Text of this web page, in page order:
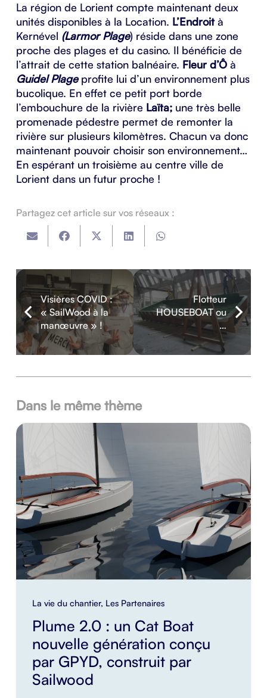
La région de Lorient compte maintenant deux
unités disponibles à la Location. L’Endroità
Kernével (Larmor Plage) réside dans une zone
proche des plages et du casino. Il bénéficie de
l’attrait de cette station balnéaire. Fleur d’Ô à
Guidel Plageprofite lui d’un environnement plus
bucolique. En effet ce petit port borde
l’embouchure de la rivière Laïta; une très belle
promenade pédestre permet de remonter la
rivière sur plusieurs kilomètres. Chacun va donc
maintenant pouvoir choisir son environnement…
En espérant un troisième au centre ville de
Lorient dans un futur proche !
Partagez cet article sur vos réseaux :
Visières COVID :
« SailWood à la
manœuvre » !
Flotteur
HOUSEBOAT ou
…
Dans le même thème
La vie du chantier, Les Partenaires
Plume 2.0 : un Cat Boat
nouvelle génération conçu
par GPYD, construit par
Sailwood